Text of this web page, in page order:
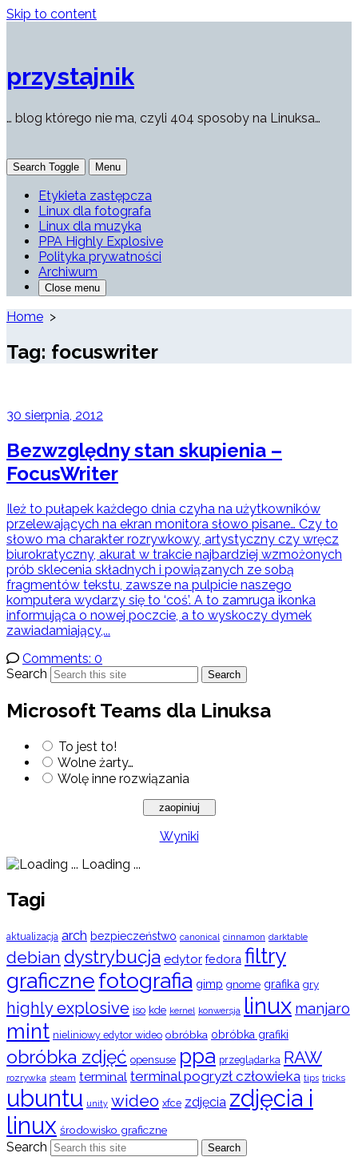
Skip to content
przystajnik
… blog którego nie ma, czyli 404 sposoby na Linuksa…
Search Toggle Menu
Etykieta zastępcza
Linux dla fotografa
Linux dla muzyka
PPA Highly Explosive
Polityka prywatności
Archiwum
Close menu
Home >
Tag: focuswriter
30 sierpnia, 2012
Bezwzględny stan skupienia –
FocusWriter
Ileż to pułapek każdego dnia czyha na użytkowników
przelewających na ekran monitora słowo pisane… Czy to
słowo ma charakter rozrywkowy, artystyczny czy wręcz
biurokratyczny, akurat w trakcie najbardziej wzmożonych
prób sklecenia składnych i powiązanych ze sobą
fragmentów tekstu, zawsze na pulpicie naszego
komputera wydarzy się to ‘coś’. A to zamruga ikonka
informująca o nowej poczcie, a to wyskoczy dymek
zawiadamiający,...
Comments: 0
Search
Search
Microsoft Teams dla Linuksa
To jest to!
Wolne żarty…
Wolę inne rozwiązania
Wyniki
Loading ...
Tagi
aktualizacja arch bezpieczeństwo canonical cinnamon darktable
debian dystrybucja edytor fedora filtry
graficznefotografia gimp gnome grafika gry
highly explosive iso kde kernel konwersja linux manjaro
mint nieliniowy edytor wideo obróbka obróbka grafiki
obróbka zdjęć opensuse ppa przeglądarka RAW
rozrywka steam terminal terminal pogryzł człowieka tips tricks
ubuntu unity wideo xfce zdjęcia zdjęcia i
linux środowisko graficzne
Search Search